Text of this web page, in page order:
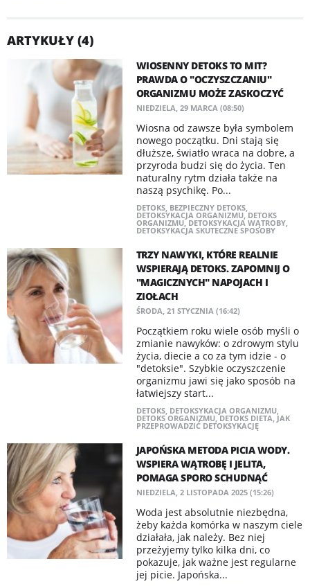
ARTYKUŁY (4)
WIOSENNY DETOKS TO MIT?
PRAWDA O "OCZYSZCZANIU"
ORGANIZMU MOŻE ZASKOCZYĆ
NIEDZIELA, 29 MARCA (08:50)
Wiosna od zawsze była symbolem
nowego początku. Dni stają się
dłuższe, światło wraca na dobre, a
przyroda budzi się do życia. Ten
naturalny rytm działa także na
naszą psychikę. Po...
DETOKS, BEZPIECZNY DETOKS,
DETOKSYKACJA ORGANIZMU,DETOKS
ORGANIZMU, DETOKSYKACJA WĄTROBY,
DETOKSYKACJA SKUTECZNE SPOSOBY
TRZY NAWYKI, KTÓRE REALNIE
WSPIERAJĄ DETOKS. ZAPOMNIJ O
"MAGICZNYCH" NAPOJACH I
ZIOŁACH
ŚRODA, 21 STYCZNIA (16:42)
Początkiem roku wiele osób myśli o
zmianie nawyków: o zdrowym stylu
życia, diecie a co za tym idzie - o
"detoksie". Szybkie oczyszczenie
organizmu jawi się jako sposób na
łatwiejszy start...
DETOKS, DETOKSYKACJA ORGANIZMU,
DETOKS ORGANIZMU,DETOKS DIETA, JAK
PRZEPROWADZIĆ DETOKSYKACJĘ
JAPOŃSKA METODA PICIA WODY.
WSPIERA WĄTROBĘ I JELITA,
POMAGA SPORO SCHUDNĄĆ
NIEDZIELA, 2 LISTOPADA 2025 (15:26)
Woda jest absolutnie niezbędna,
żeby każda komórka w naszym ciele
działała, jak należy. Bez niej
przeżyjemy tylko kilka dni, co
pokazuje, jak ważne jest regularne
jej picie. Japońska...